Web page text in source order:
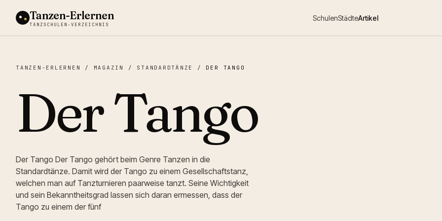
Tanzen-Erlernen
TANZSCHULEN-VERZEICHNIS
SchulenStädteArtikel
TANZEN-ERLERNEN / MAGAZIN / STANDARDTÄNZE / DER TANGO
Der Tango
Der Tango Der Tango gehört beim Genre Tanzen in die
Standardtänze. Damit wird der Tango zu einem Gesellschaftstanz,
welchen man auf Tanzturnieren paarweise tanzt. Seine Wichtigkeit
und sein Bekanntheitsgrad lassen sich daran ermessen, dass der
Tango zu einem der fünf